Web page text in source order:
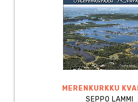
MERENKURKKU
SEPPO LAMMI